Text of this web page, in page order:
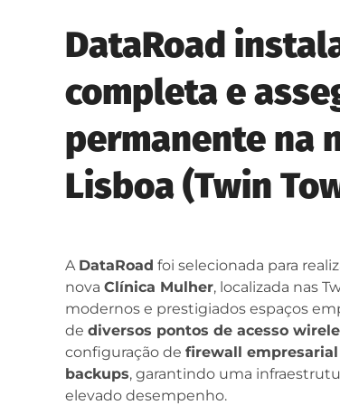
DataRoad
completa e
permanente na
Lisboa (Twin
A DataRoad foi selecionada para
nova Clínica Mulher, localizada nas
modernos e prestigiados espaços
de diversos pontos de acesso
configuração de firewall empresarial
backups, garantindo uma
elevado desempenho.